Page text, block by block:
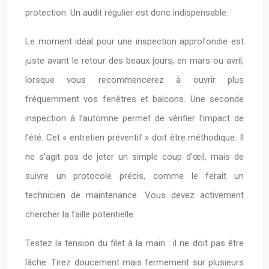
protection. Un audit régulier est donc indispensable.
Le moment idéal pour une inspection approfondie est
juste avant le retour des beaux jours, en mars ou avril,
lorsque vous recommencerez à ouvrir plus
fréquemment vos fenêtres et balcons. Une seconde
inspection à l’automne permet de vérifier l’impact de
l’été. Cet « entretien préventif » doit être méthodique. Il
ne s’agit pas de jeter un simple coup d’œil, mais de
suivre un protocole précis, comme le ferait un
technicien de maintenance. Vous devez activement
chercher la faille potentielle.
Testez la tension du filet à la main : il ne doit pas être
lâche. Tirez doucement mais fermement sur plusieurs